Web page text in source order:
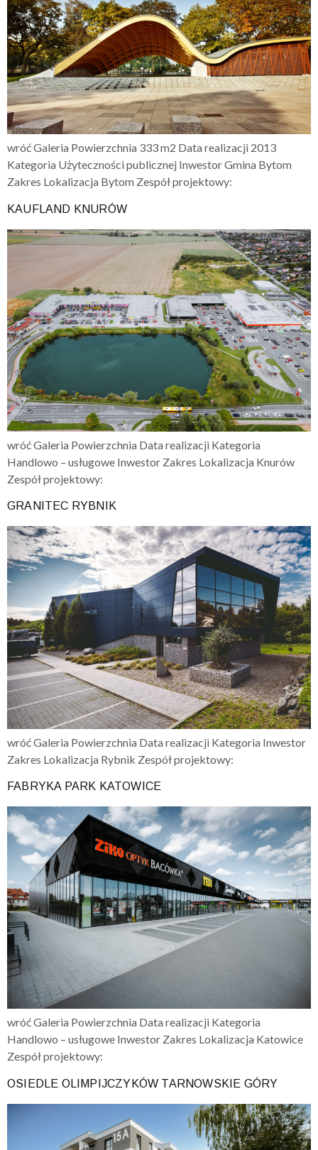
wróć Galeria Powierzchnia 333 m2 Data realizacji 2013
Kategoria Użyteczności publicznej Inwestor Gmina Bytom
Zakres Lokalizacja Bytom Zespół projektowy:
KAUFLAND KNURÓW
wróć Galeria Powierzchnia Data realizacji Kategoria
Handlowo – usługowe Inwestor Zakres Lokalizacja Knurów
Zespół projektowy:
GRANITEC RYBNIK
wróć Galeria Powierzchnia Data realizacji Kategoria Inwestor
Zakres Lokalizacja Rybnik Zespół projektowy:
FABRYKA PARK KATOWICE
wróć Galeria Powierzchnia Data realizacji Kategoria
Handlowo – usługowe Inwestor Zakres Lokalizacja Katowice
Zespół projektowy:
OSIEDLE OLIMPIJCZYKÓW TARNOWSKIE GÓRY